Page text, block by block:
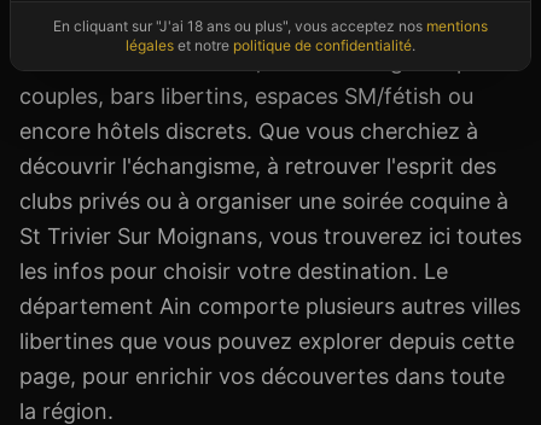
En cliquant sur "J'ai 18 ans ou plus", vous acceptez nos mentions
légales et notre politique de confidentialité.
établissements référencés proposent différents
univers : saunas mixtes, clubs échangistes pour
couples, bars libertins, espaces SM/fétish ou
encore hôtels discrets. Que vous cherchiez à
découvrir l'échangisme, à retrouver l'esprit des
clubs privés ou à organiser une soirée coquine à
St Trivier Sur Moignans, vous trouverez ici toutes
les infos pour choisir votre destination. Le
département Ain comporte plusieurs autres villes
libertines que vous pouvez explorer depuis cette
page, pour enrichir vos découvertes dans toute
la région.